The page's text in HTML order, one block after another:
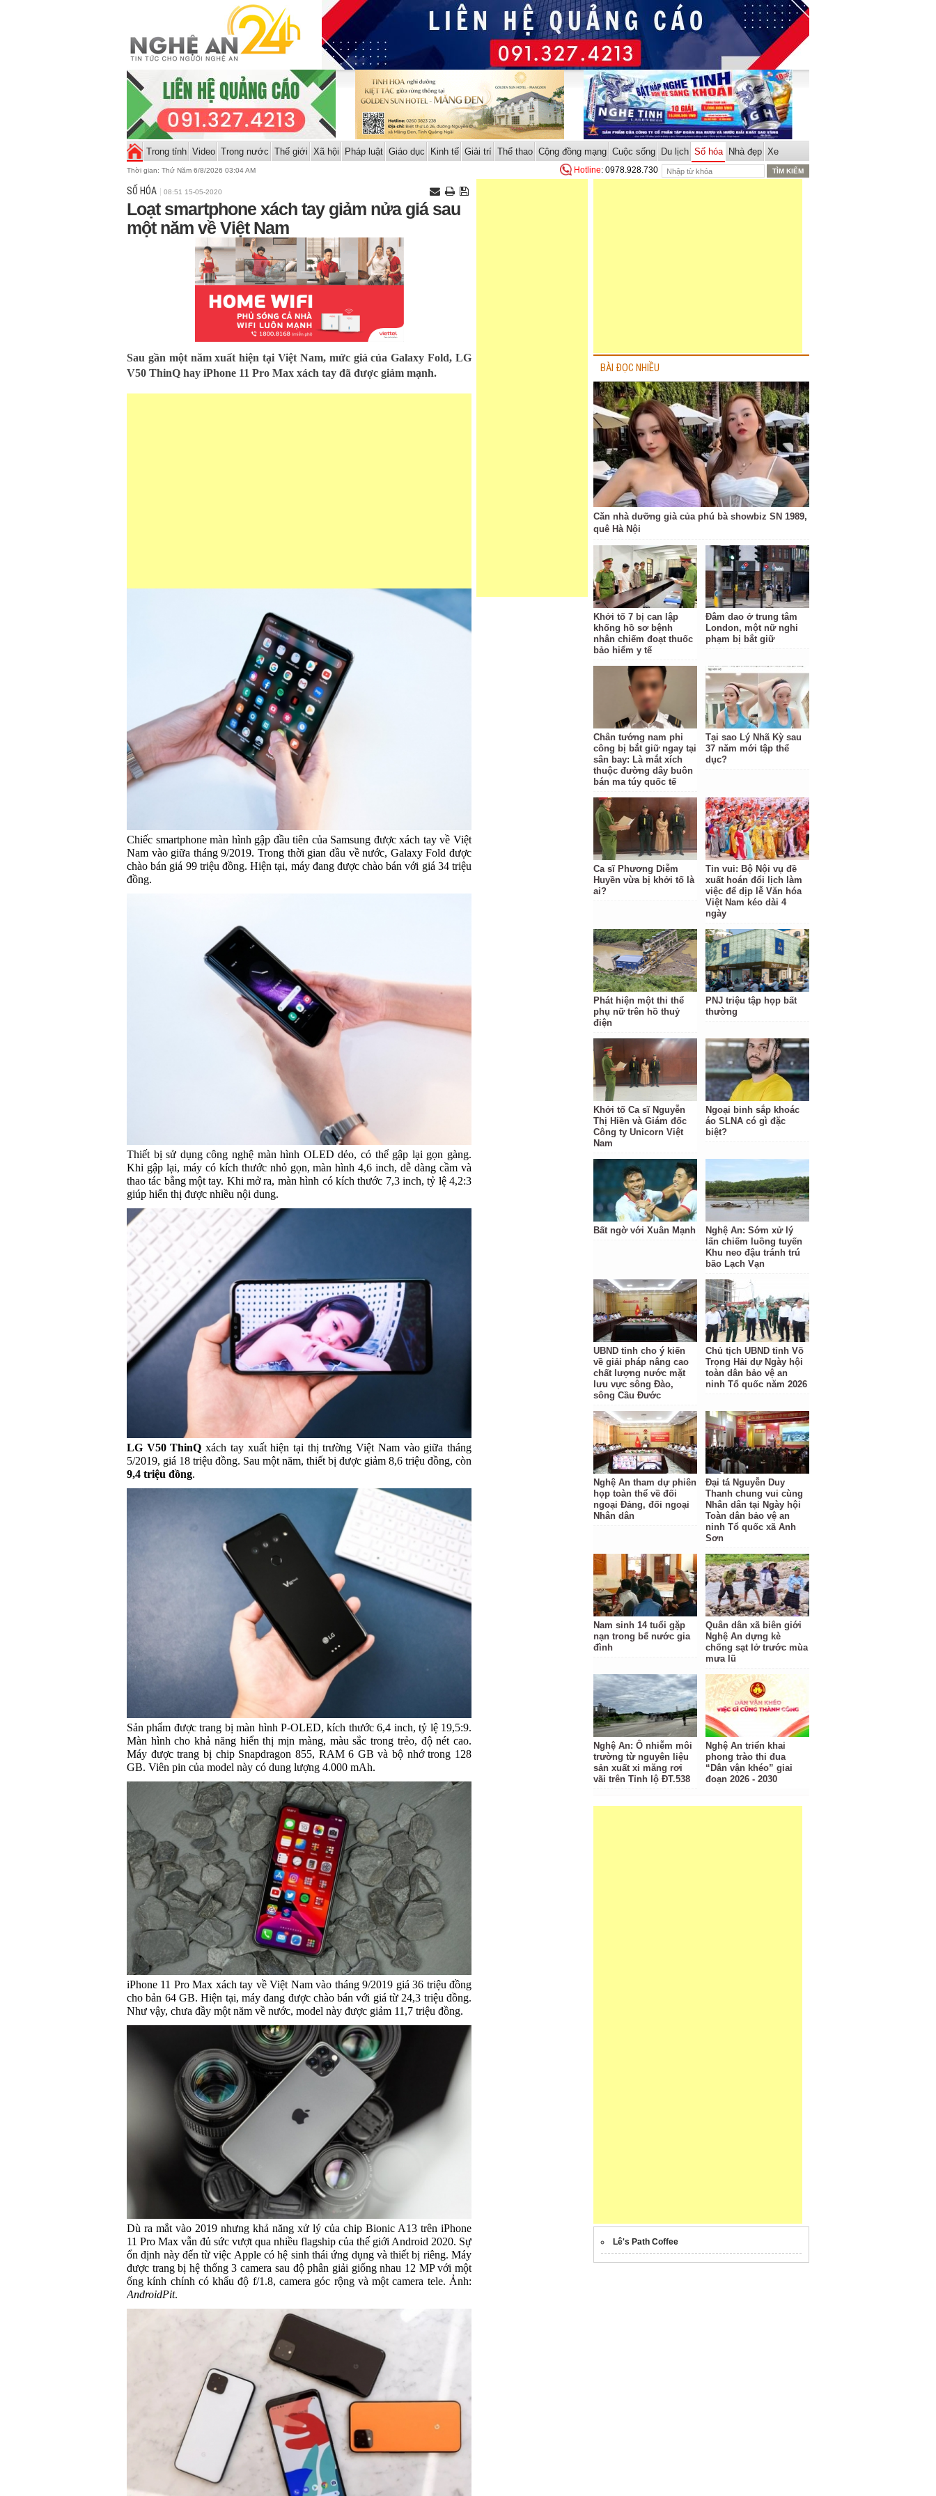
Trong tỉnh Video Trong nước Thế giới Xã hội Pháp luật Giáo dục Kinh tế Giải trí Thể thao Cộng đồng mạng Cuộc sống Du lịch Số hóa Nhà đẹp Xe
Thời gian: Thứ Năm 6/8/2026 03:04 AM Hotline: 0978.928.730
SỐ HÓA 08:51 15-05-2020
Loạt smartphone xách tay giảm nửa giá sau
một năm về Việt Nam
Sau gần một năm xuất hiện tại Việt Nam, mức giá của Galaxy Fold, LG
V50 ThinQ hay iPhone 11 Pro Max xách tay đã được giảm mạnh.
Chiếc smartphone màn hình gập đầu tiên của Samsung được xách tay về Việt
Nam vào giữa tháng 9/2019. Trong thời gian đầu về nước, Galaxy Fold được
chào bán giá 99 triệu đồng. Hiện tại, máy đang được chào bán với giá 34 triệu
đồng.
Thiết bị sử dụng công nghệ màn hình OLED dẻo, có thể gập lại gọn gàng.
Khi gập lại, máy có kích thước nhỏ gọn, màn hình 4,6 inch, dễ dàng cầm và
thao tác bằng một tay. Khi mở ra, màn hình có kích thước 7,3 inch, tỷ lệ 4,2:3
giúp hiển thị được nhiều nội dung.
LG V50 ThinQxách tay xuất hiện tại thị trường Việt Nam vào giữa tháng
5/2019, giá 18 triệu đồng. Sau một năm, thiết bị được giảm 8,6 triệu đồng, còn
9,4 triệu đồng.
Sản phẩm được trang bị màn hình P-OLED, kích thước 6,4 inch, tỷ lệ 19,5:9.
Màn hình cho khả năng hiển thị mịn màng, màu sắc trong trẻo, độ nét cao.
Máy được trang bị chip Snapdragon 855, RAM 6 GB và bộ nhớ trong 128
GB. Viên pin của model này có dung lượng 4.000 mAh.
iPhone 11 Pro Max xách tay về Việt Nam vào tháng 9/2019 giá 36 triệu đồng
cho bản 64 GB. Hiện tại, máy đang được chào bán với giá từ 24,3 triệu đồng.
Như vậy, chưa đầy một năm về nước, model này được giảm 11,7 triệu đồng.
Dù ra mắt vào 2019 nhưng khả năng xử lý của chip Bionic A13 trên iPhone
11 Pro Max vẫn đủ sức vượt qua nhiều flagship của thế giới Android 2020. Sự
ổn định này đến từ việc Apple có hệ sinh thái ứng dụng và thiết bị riêng. Máy
được trang bị hệ thống 3 camera sau độ phân giải giống nhau 12 MP với một
ống kính chính có khẩu độ f/1.8, camera góc rộng và một camera tele. Ảnh:
AndroidPit.
BÀI ĐỌC NHIỀU
Căn nhà dưỡng già của phú bà showbiz SN 1989,
quê Hà Nội
Khởi tố 7 bị can lập
khống hồ sơ bệnh
nhân chiếm đoạt thuốc
bảo hiểm y tế
Đâm dao ở trung tâm
London, một nữ nghi
phạm bị bắt giữ
Chân tướng nam phi
công bị bắt giữ ngay tại
sân bay: Là mắt xích
thuộc đường dây buôn
bán ma túy quốc tế
Tại sao Lý Nhã Kỳ sau
37 năm mới tập thể
dục?
Ca sĩ Phương Diễm
Huyền vừa bị khởi tố là
ai?
Tin vui: Bộ Nội vụ đề
xuất hoán đổi lịch làm
việc để dịp lễ Văn hóa
Việt Nam kéo dài 4
ngày
Phát hiện một thi thể
phụ nữ trên hồ thuỷ
điện
PNJ triệu tập họp bất
thường
Khởi tố Ca sĩ Nguyễn
Thị Hiền và Giám đốc
Công ty Unicorn Việt
Nam
Ngoại binh sắp khoác
áo SLNA có gì đặc
biệt?
Bất ngờ với Xuân Mạnh
Nghệ An: Sớm xử lý
lấn chiếm luồng tuyến
Khu neo đậu tránh trú
bão Lạch Vạn
UBND tỉnh cho ý kiến
về giải pháp nâng cao
chất lượng nước mặt
lưu vực sông Đào,
sông Cầu Đước
Chủ tịch UBND tỉnh Võ
Trọng Hải dự Ngày hội
toàn dân bảo vệ an
ninh Tổ quốc năm 2026
Nghệ An tham dự phiên
họp toàn thể về đối
ngoại Đảng, đối ngoại
Nhân dân
Đại tá Nguyễn Duy
Thanh chung vui cùng
Nhân dân tại Ngày hội
Toàn dân bảo vệ an
ninh Tổ quốc xã Anh
Sơn
Nam sinh 14 tuổi gặp
nạn trong bể nước gia
đình
Quân dân xã biên giới
Nghệ An dựng kè
chống sạt lở trước mùa
mưa lũ
Nghệ An: Ô nhiễm môi
trường từ nguyên liệu
sản xuất xi măng rơi
vãi trên Tỉnh lộ ĐT.538
Nghệ An triển khai
phong trào thi đua
“Dân vận khéo” giai
đoạn 2026 - 2030
Lê's Path Coffee